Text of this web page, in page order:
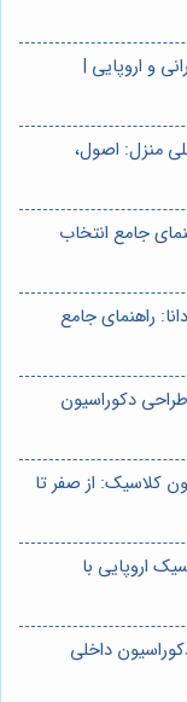
و اروپایی |
منزل: اصول،
جامع انتخاب
راهنمای جامع
دکوراسیون
کلاسیک: از صفر تا
اروپایی با
داخلی